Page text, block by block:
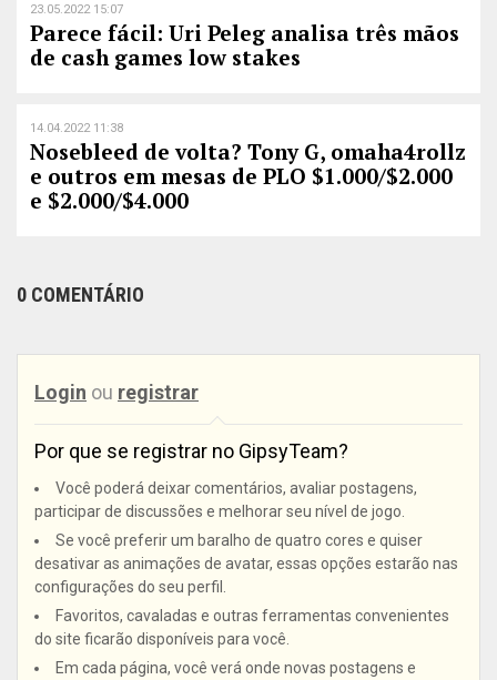
23.05.2022 15:07
Parece fácil: Uri Peleg analisa três mãos
de cash games low stakes
14.04.2022 11:38
Nosebleed de volta? Tony G, omaha4rollz
e outros em mesas de PLO $1.000/$2.000
e $2.000/$4.000
0 COMENTÁRIO
Login ou registrar
Por que se registrar no GipsyTeam?
Você poderá deixar comentários, avaliar postagens,
participar de discussões e melhorar seu nível de jogo.
Se você preferir um baralho de quatro cores e quiser
desativar as animações de avatar, essas opções estarão nas
configurações do seu perfil.
Favoritos, cavaladas e outras ferramentas convenientes
do site ficarão disponíveis para você.
Em cada página, você verá onde novas postagens e